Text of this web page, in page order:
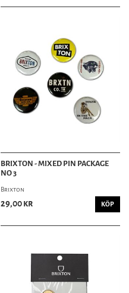
BRIXTON - MIXED PIN PACKAGE
NO 3
Brixton
29,00 kr KÖP